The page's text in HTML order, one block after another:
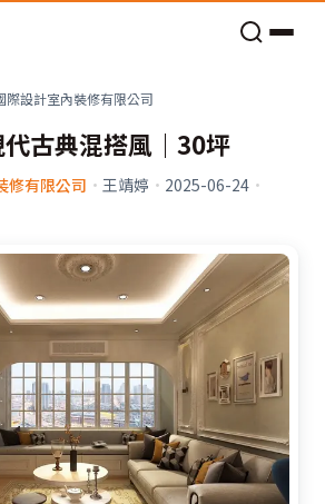
際設計室內裝修有限公司
古典混搭風｜30坪
修有限公司 · 王靖婷 · 2025-06-24 ·